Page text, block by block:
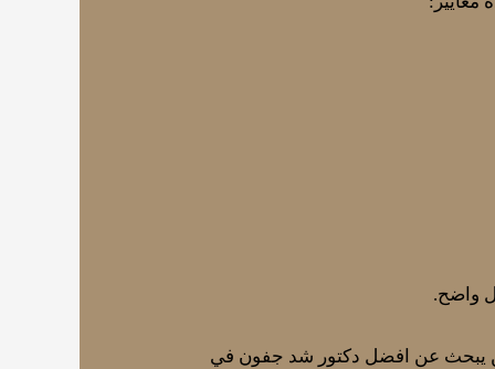
واضح.
لمن يبحث عن افضل دكتور شد جفون في